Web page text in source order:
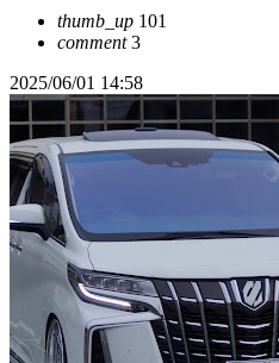
thumb_up 101
comment3
2025/06/01 14:58